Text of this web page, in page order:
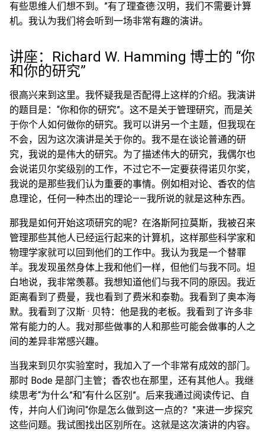
有些思维人们想不到。”有了理查德·汉明，我们不需要计算
机。我认为我们将会听到一场非常有趣的演讲。
讲座：Richard W. Hamming 博士的 “你
和你的研究”
很高兴来到这里。我怀疑我是否配得上这样的介绍。我演讲
的题目是：“你和你的研究”。这不是关于管理研究，而是关
于你个人如何做你的研究。我可以讲另一个主题，但我现在
不会，因为这次演讲是关于你的。我不是在谈论普通的研
究，我说的是伟大的研究。为了描述伟大的研究，我偶尔也
会说诺贝尔奖级别的工作，不过它不一定要获得诺贝尔奖，
我说的是那些我们认为重要的事情。例如相对论、香农的信
息理论，任何一种杰出的理论——我所说的就是这种东西。
那我是如何开始这项研究的呢？在洛斯阿拉莫斯，我被召来
管理那些其他人已经运行起来的计算机，这样那些科学家和
物理学家就可以回到他们的工作中。我认为我是一个替罪
羊。我发现虽然身体上我和他们一样，但他们与我不同。坦
白地说，我非常羡慕。我想知道他们与我不同的原因。我近
距离看到了费曼，我也看到了费米和泰勒。我看到了奥本海
默。我看到了汉斯 · 贝特：他是我的老板。我看到了许多非
常有能力的人。我对那些做事的人和那些可能会做事的人之
间的差异非常感兴趣。
当我来到贝尔实验室时，我加入了一个非常有成效的部门。
那时 Bode 是部门主管；香农也在那里，还有其他人。我继
续思考“为什么”和“有什么区别”。后来我通过阅读传记、自
传，并向人们询问“你是怎么做到这一点的？”来进一步探究
这些问题。我试图找出区别所在。这就是这次演讲的内容。